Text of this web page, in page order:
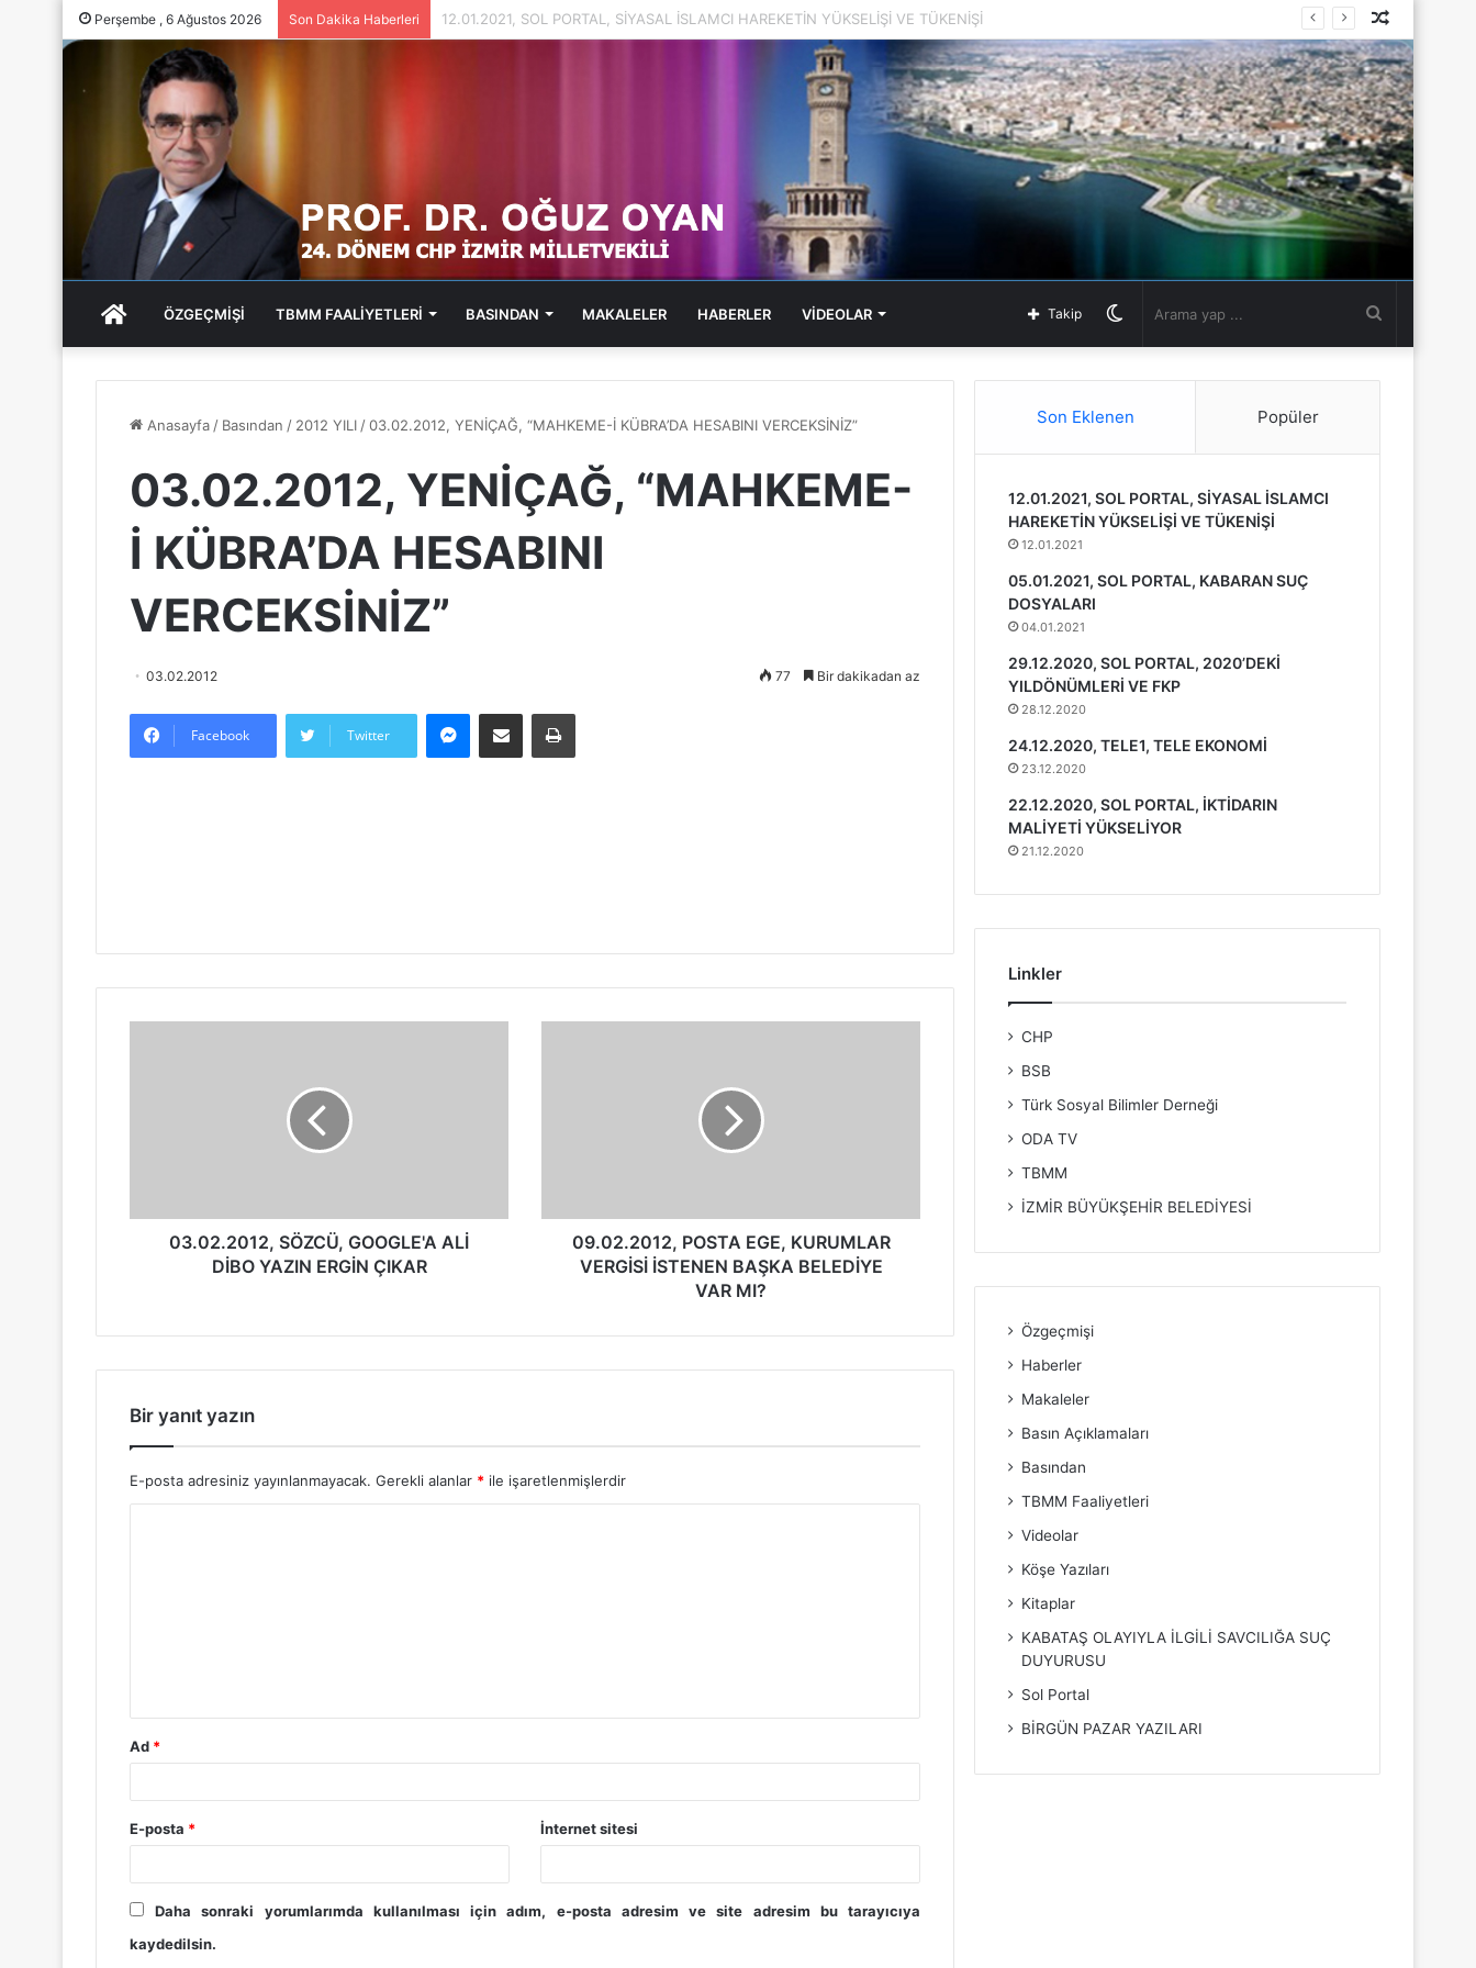
Perşembe , 6 Ağustos 2026 Son Dakika Haberleri 05.01.2021, SOL PORTAL, KABARAN SUÇ DOSYALARI
Makale
ANA
SAYFA
ÖZGEÇMİŞİ TBMM FAALİYETLERİ BASINDAN MAKALELER HABERLER VİDEOLAR
görünümü
Takip
Anasayfa/ Basından / 2012 YILI/03.02.2012, YENİÇAĞ, “MAHKEME-İ KÜBRA’DA HESABINI VERCEKSİNİZ”
03.02.2012, YENİÇAĞ, “MAHKEME-
İ KÜBRA’DA HESABINI
VERCEKSİNİZ”
03.02.2012 77 Bir dakikadan az
Facebook Twitter
03.02.2012, SÖZCÜ, GOOGLE'A ALİ
DİBO YAZIN ERGİN ÇIKAR
09.02.2012, POSTA EGE, KURUMLAR
VERGİSİ İSTENEN BAŞKA BELEDİYE
VAR MI?
Bir yanıt yazın
E-posta adresiniz yayınlanmayacak. Gerekli alanlar * ile işaretlenmişlerdir
Ad *
E-posta * İnternet sitesi
Daha sonraki yorumlarımda kullanılması için adım, e-posta adresim ve site adresim bu tarayıcıya
kaydedilsin.
Son Eklenen Popüler
12.01.2021, SOL PORTAL, SİYASAL İSLAMCI
HAREKETİN YÜKSELİŞİ VE TÜKENİŞİ
12.01.2021
05.01.2021, SOL PORTAL, KABARAN SUÇ
DOSYALARI
04.01.2021
29.12.2020, SOL PORTAL, 2020’DEKİ
YILDÖNÜMLERİ VE FKP
28.12.2020
24.12.2020, TELE1, TELE EKONOMİ
23.12.2020
22.12.2020, SOL PORTAL, İKTİDARIN
MALİYETİ YÜKSELİYOR
21.12.2020
Linkler
CHP
BSB
Türk Sosyal Bilimler Derneği
ODA TV
TBMM
İZMİR BÜYÜKŞEHİR BELEDİYESİ
Özgeçmişi
Haberler
Makaleler
Basın Açıklamaları
Basından
TBMM Faaliyetleri
Videolar
Köşe Yazıları
Kitaplar
KABATAŞ OLAYIYLA İLGİLİ SAVCILIĞA SUÇ
DUYURUSU
Sol Portal
BİRGÜN PAZAR YAZILARI